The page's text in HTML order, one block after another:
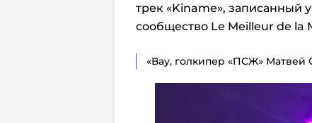
трек «Kiname», записанный
сообщество Le Meilleur de la
«Вау, голкипер «ПСЖ» Матвей